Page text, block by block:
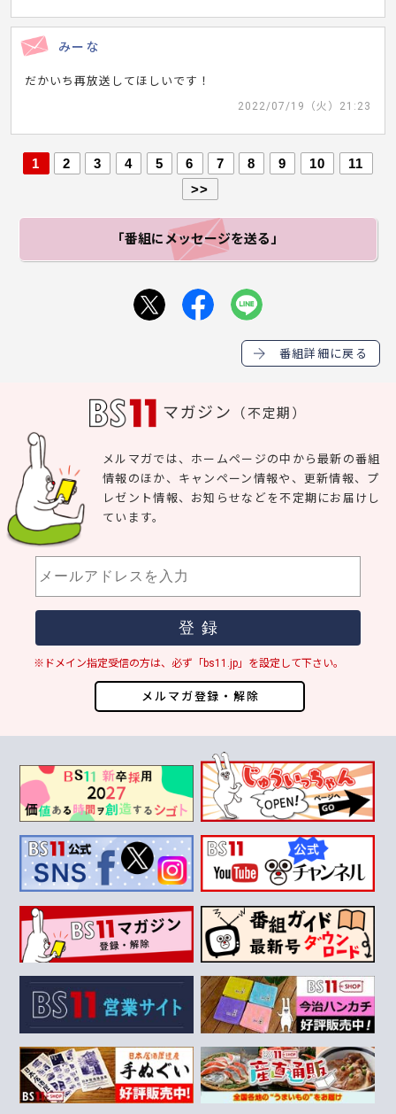
みーな
だかいち再放送してほしいです！
2022/07/19（火）21:23
1 2 3 4 5 6 7 8 9 10
11
>>
「番組にメッセージを送る」
番組詳細に戻る
マガジン （不定期）
メルマガ登録・解除
メルマガでは、ホームページの中から最新の番組
情報のほか、キャンペーン情報や、更新情報、プ
レゼント情報、お知らせなどを不定期にお届けし
ています。
※ドメイン指定受信の方は、必ず「bs11.jp」を設定して下さい。